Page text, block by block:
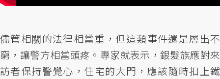
儘管相關的法律相當重，但這類事件還是層出不
窮，讓警方相當頭疼。專家就表示，銀髮族應對來
訪者保持警覺心，住宅的大門，應該隨時扣上鐵